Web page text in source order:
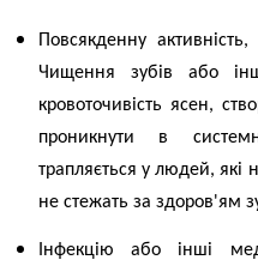
Повсякденну
Чищення зубів або
кровоточивість ясен,
проникнути в
трапляється у людей, які
не стежать за здоров'ям
Інфекцію або інші